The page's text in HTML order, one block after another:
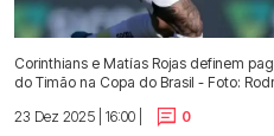
Corinthians e Matías Rojas definem
do Timão na Copa do Brasil - Foto:
23 Dez 2025 | 16:00 |
0